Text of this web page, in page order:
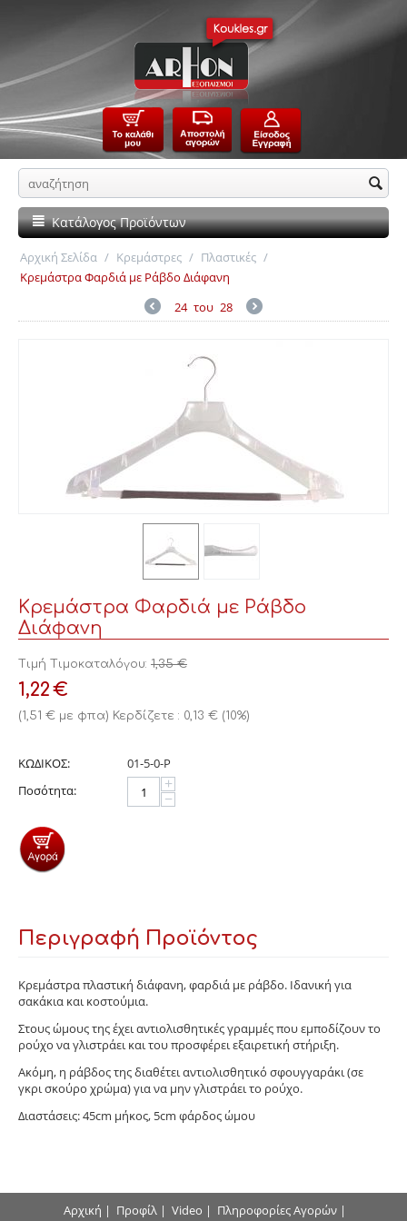
Κατάλογος Προϊόντων
Αρχική Σελίδα / Κρεμάστρες / Πλαστικές /
Κρεμάστρα Φαρδιά με Ράβδο Διάφανη
24 του 28
Κρεμάστρα Φαρδιά με Ράβδο
Διάφανη
Τιμή Τιμοκαταλόγου: 1,35 €
1,22€
(1,51 € με φπα) Κερδίζετε : 0,13 € (10%)
ΚΩΔΙΚΟΣ:
01-5-0-Ρ
Ποσότητα:
+
−
Περιγραφή Προϊόντος
Κρεμάστρα πλαστική διάφανη, φαρδιά με ράβδο. Ιδανική για
σακάκια και κοστούμια.
Στους ώμους της έχει αντιολισθητικές γραμμές που εμποδίζουν το
ρούχο να γλιστράει και του προσφέρει εξαιρετική στήριξη.
Ακόμη, η ράβδος της διαθέτει αντιολισθητικό σφουγγαράκι (σε
γκρι σκούρο χρώμα) για να μην γλιστράει το ρούχο.
Διαστάσεις: 45cm μήκος, 5cm φάρδος ώμου
Αρχική | Προφίλ | Video | Πληροφορίες Αγορών |